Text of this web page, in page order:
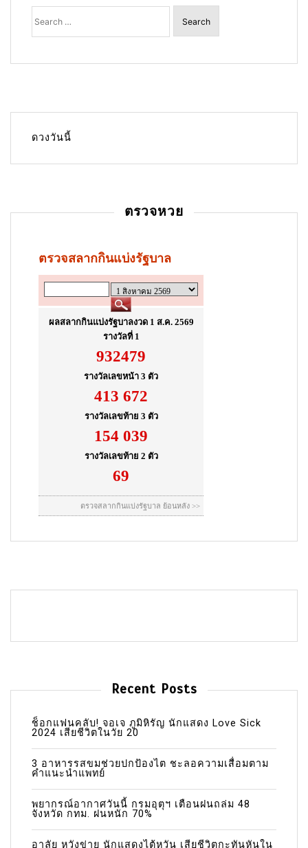
Search
for:
ดวงวันนี้
ตรวจหวย
Recent Posts
ช็อกแฟนคลับ! จอเจ ภูมิหิรัญ นักแสดง Love Sick
2024 เสียชีวิตในวัย 20
3 อาหารรสขมช่วยปกป้องไต ชะลอความเสื่อมตาม
คำแนะนำแพทย์
พยากรณ์อากาศวันนี้ กรมอุตุฯ เตือนฝนถล่ม 48
จังหวัด กทม. ฝนหนัก 70%
อาลัย หวังข่าย นักแสดงไต้หวัน เสียชีวิตกะทันหันใน